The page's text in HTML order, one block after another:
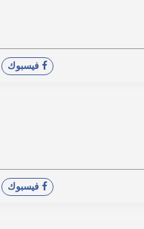
فيسبوك
فيسبوك